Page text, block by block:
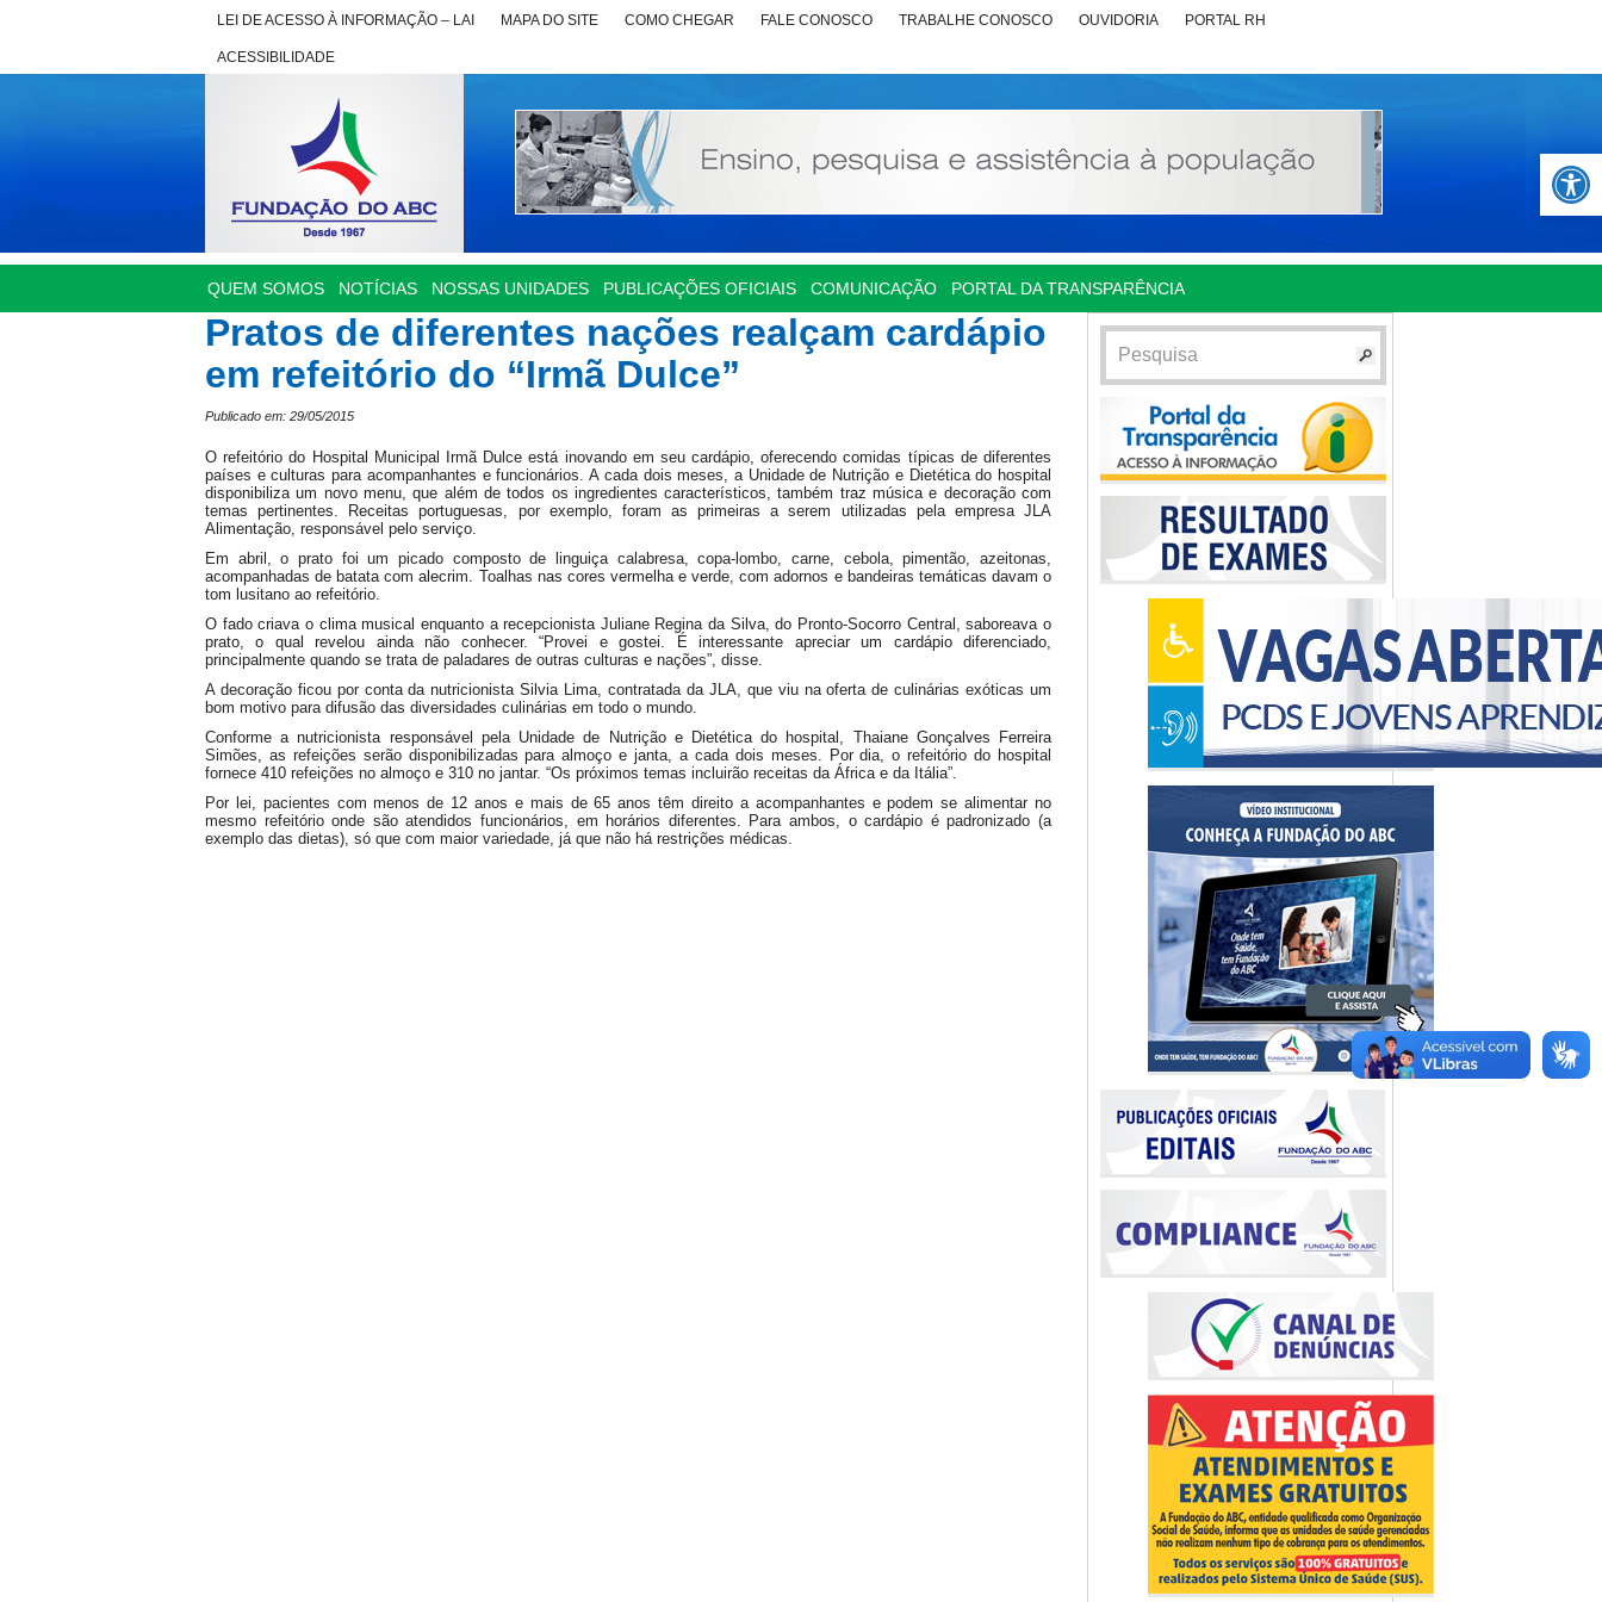
Abrir
LEI DE ACESSO À INFORMAÇÃO – LAI MAPA DO SITE COMO CHEGAR FALE CONOSCO TRABALHE CONOSCO OUVIDORIA PORTAL RH
ACESSIBILIDADE
QUEM SOMOS NOTÍCIAS NOSSAS UNIDADES PUBLICAÇÕES OFICIAIS COMUNICAÇÃO PORTAL DA TRANSPARÊNCIA
Pratos de diferentes nações realçam cardápio
em refeitório do “Irmã Dulce”
Publicado em: 29/05/2015
O refeitório do Hospital Municipal Irmã Dulce está inovando em seu cardápio, oferecendo comidas típicas de diferentes
países e culturas para acompanhantes e funcionários. A cada dois meses, a Unidade de Nutrição e Dietética do hospital
disponibiliza um novo menu, que além de todos os ingredientes característicos, também traz música e decoração com
temas pertinentes. Receitas portuguesas, por exemplo, foram as primeiras a serem utilizadas pela empresa JLA
Alimentação, responsável pelo serviço.
Em abril, o prato foi um picado composto de linguiça calabresa, copa-lombo, carne, cebola, pimentão, azeitonas,
acompanhadas de batata com alecrim. Toalhas nas cores vermelha e verde, com adornos e bandeiras temáticas davam o
tom lusitano ao refeitório.
O fado criava o clima musical enquanto a recepcionista Juliane Regina da Silva, do Pronto-Socorro Central, saboreava o
prato, o qual revelou ainda não conhecer. “Provei e gostei. É interessante apreciar um cardápio diferenciado,
principalmente quando se trata de paladares de outras culturas e nações”, disse.
A decoração ficou por conta da nutricionista Silvia Lima, contratada da JLA, que viu na oferta de culinárias exóticas um
bom motivo para difusão das diversidades culinárias em todo o mundo.
Conforme a nutricionista responsável pela Unidade de Nutrição e Dietética do hospital, Thaiane Gonçalves Ferreira
Simões, as refeições serão disponibilizadas para almoço e janta, a cada dois meses. Por dia, o refeitório do hospital
fornece 410 refeições no almoço e 310 no jantar. “Os próximos temas incluirão receitas da África e da Itália”.
Por lei, pacientes com menos de 12 anos e mais de 65 anos têm direito a acompanhantes e podem se alimentar no
mesmo refeitório onde são atendidos funcionários, em horários diferentes. Para ambos, o cardápio é padronizado (a
exemplo das dietas), só que com maior variedade, já que não há restrições médicas.